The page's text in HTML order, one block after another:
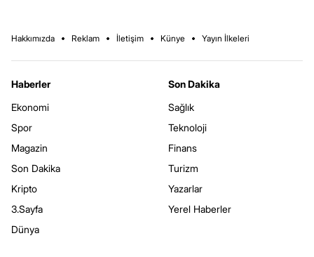
Hakkımızda Reklam İletişim Künye Yayın İlkeleri
Haberler
Ekonomi
Spor
Magazin
Son Dakika
Kripto
3.Sayfa
Dünya
Son Dakika
Sağlık
Teknoloji
Finans
Turizm
Yazarlar
Yerel Haberler